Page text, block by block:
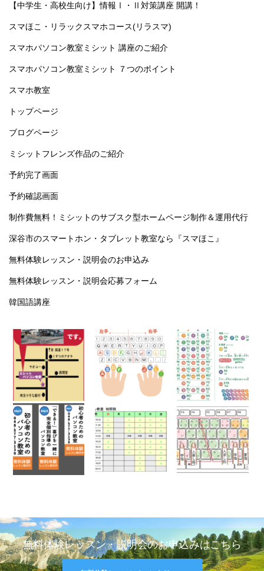
【中学生・高校生向け】情報Ⅰ・Ⅱ対策講座 開講！
スマほこ・リラックスマホコース(リラスマ)
スマホパソコン教室ミシット 講座のご紹介
スマホパソコン教室ミシット ７つのポイント
スマホ教室
トップページ
ブログページ
ミシットフレンズ作品のご紹介
予約完了画面
予約確認画面
制作費無料！ミシットのサブスク型ホームページ制作＆運用代行
深谷市のスマートホン・タブレット教室なら『スマほこ』
無料体験レッスン・説明会のお申込み
無料体験レッスン・説明会応募フォーム
韓国語講座
無料体験レッスン・説明会のお申込みはこちら